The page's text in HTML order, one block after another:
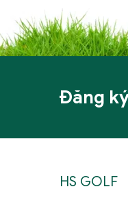
Đăng
HS GOLF